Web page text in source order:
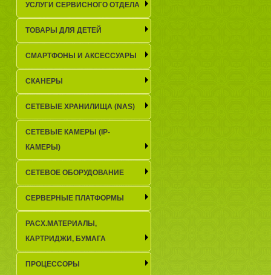
УСЛУГИ СЕРВИСНОГО ОТДЕЛА
ТОВАРЫ ДЛЯ ДЕТЕЙ
СМАРТФОНЫ И АКСЕССУАРЫ
СКАНЕРЫ
СЕТЕВЫЕ ХРАНИЛИЩА (NAS)
СЕТЕВЫЕ КАМЕРЫ (IP-
КАМЕРЫ)
СЕТЕВОЕ ОБОРУДОВАНИЕ
СЕРВЕРНЫЕ ПЛАТФОРМЫ
РАСХ.МАТЕРИАЛЫ,
КАРТРИДЖИ, БУМАГА
ПРОЦЕССОРЫ